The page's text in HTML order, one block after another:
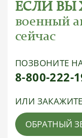
ЕСЛИ ВЫ
военный
сейчас
ПОЗВОНИТЕ
8-800-222-
ИЛИ ЗАКАЖИТЕ
ОБРАТНЫЙ